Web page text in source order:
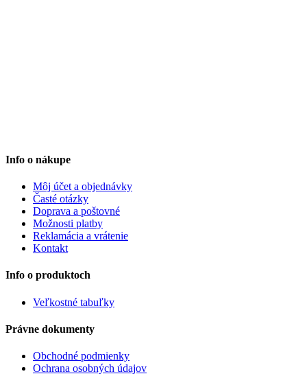
Info o nákupe
Môj účet a objednávky
Časté otázky
Doprava a poštovné
Možnosti platby
Reklamácia a vrátenie
Kontakt
Info o produktoch
Veľkostné tabuľky
Právne dokumenty
Obchodné podmienky
Ochrana osobných údajov